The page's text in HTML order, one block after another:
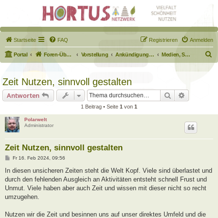
Startseite FAQ Anmelden
Registrieren
Portal Foren-Übersicht Vorstellung Ankündigungen & Fragen zum Forum Medien, Schilder, Downloads
u
Zeit Nutzen, sinnvoll gestalten
Antworten Suche
1 Beitrag • Seite 1 von 1
Polarwelt
Administrator
Zeit Nutzen, sinnvoll gestalten
B
r
a
Fr 16. Feb 2024, 09:56
In diesen unsicheren Zeiten steht die Welt Kopf. Viele sind überlastet und
durch den fehlenden Ausgleich an Aktivitäten entsteht schnell Frust und
Unmut. Viele haben aber auch Zeit und wissen mit dieser nicht so recht
umzugehen.
Nutzen wir die Zeit und besinnen uns auf unser direktes Umfeld und die